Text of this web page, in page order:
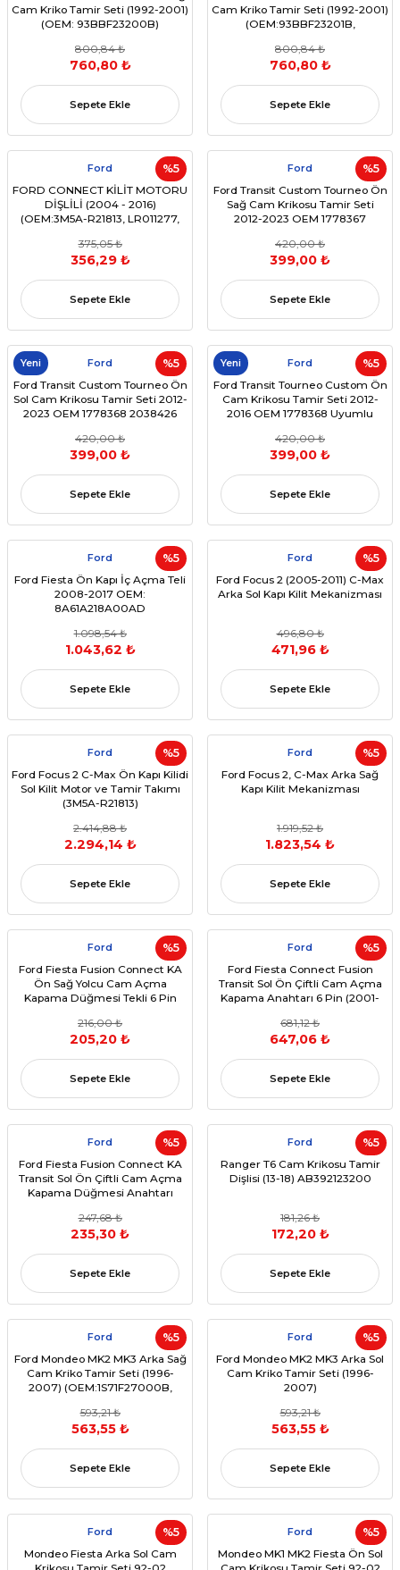
Cam Kriko Tamir Seti (1992-2001)
(OEM: 93BBF23200B)
800,84 ₺
760,80 ₺
Sepete Ekle
Cam Kriko Tamir Seti (1992-2001)
(OEM:93BBF23201B,
800,84 ₺
760,80 ₺
Sepete Ekle
%5
Ford
FORD CONNECT KİLİT MOTORU
DİŞLİLİ (2004 - 2016)
(OEM:3M5A-R21813, LR011277,
375,05 ₺
356,29 ₺
Sepete Ekle
%5
Ford
Ford Transit Custom Tourneo Ön
Sağ Cam Krikosu Tamir Seti
2012-2023 OEM 1778367
420,00 ₺
399,00 ₺
Sepete Ekle
%5
Yeni Ford
Ford Transit Custom Tourneo Ön
Sol Cam Krikosu Tamir Seti 2012-
2023 OEM 1778368 2038426
420,00 ₺
399,00 ₺
Sepete Ekle
%5
Yeni Ford
Ford Transit Tourneo Custom Ön
Cam Krikosu Tamir Seti 2012-
2016 OEM 1778368 Uyumlu
420,00 ₺
399,00 ₺
Sepete Ekle
%5
Ford
Ford Fiesta Ön Kapı İç Açma Teli
2008-2017 OEM:
8A61A218A00AD
1.098,54 ₺
1.043,62 ₺
Sepete Ekle
%5
Ford
Ford Focus 2 (2005-2011) C-Max
Arka Sol Kapı Kilit Mekanizması
496,80 ₺
471,96 ₺
Sepete Ekle
%5
Ford
Ford Focus 2 C-Max Ön Kapı Kilidi
Sol Kilit Motor ve Tamir Takımı
(3M5A-R21813)
2.414,88 ₺
2.294,14 ₺
Sepete Ekle
%5
Ford
Ford Focus 2, C-Max Arka Sağ
Kapı Kilit Mekanizması
1.919,52 ₺
1.823,54 ₺
Sepete Ekle
%5
Ford
Ford Fiesta Fusion Connect KA
Ön Sağ Yolcu Cam Açma
Kapama Düğmesi Tekli 6 Pin
96FG14529AC)
216,00 ₺
205,20 ₺
Sepete Ekle
%5
Ford
Ford Fiesta Connect Fusion
Transit Sol Ön Çiftli Cam Açma
Kapama Anahtarı 6 Pin (2001-
681,12 ₺
647,06 ₺
Sepete Ekle
%5
Ford
Ford Fiesta Fusion Connect KA
Transit Sol Ön Çiftli Cam Açma
Kapama Düğmesi Anahtarı
247,68 ₺
235,30 ₺
Sepete Ekle
%5
Ford
Ranger T6 Cam Krikosu Tamir
Dişlisi (13-18) AB392123200
181,26 ₺
172,20 ₺
Sepete Ekle
%5
Ford
Ford Mondeo MK2 MK3 Arka Sağ
Cam Kriko Tamir Seti (1996-
2007) (OEM:1S71F27000B,
1S71F27000BM, 1116898,
1S71F27000BE, 1S71F27000BL)
593,21 ₺
563,55 ₺
Sepete Ekle
%5
Ford
Ford Mondeo MK2 MK3 Arka Sol
Cam Kriko Tamir Seti (1996-
2007)
593,21 ₺
563,55 ₺
Sepete Ekle
%5
Ford
Mondeo Fiesta Arka Sol Cam
%5
Ford
Mondeo MK1 MK2 Fiesta Ön Sol